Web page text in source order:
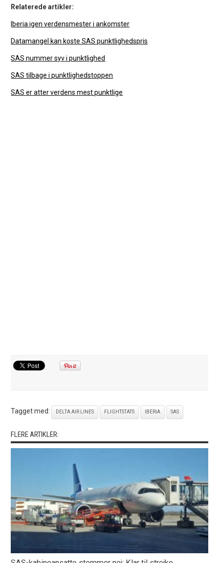
Relaterede artikler:
Iberia igen verdensmester i ankomster
Datamangel kan koste SAS punktlighedspris
SAS nummer syv i punktlighed
SAS tilbage i punktlighedstoppen
SAS er atter verdens mest punktlige
Tagget med: DELTA AIR LINES FLIGHTSTATS IBERIA SAS
FLERE ARTIKLER: